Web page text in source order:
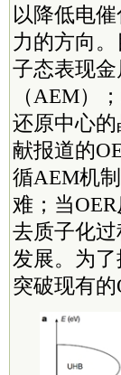
以降低电
力的方向
子态表现
（AEM）
还原中心
献报道的
循AEM机
难；当
去质子化
发展。为
突破现有的